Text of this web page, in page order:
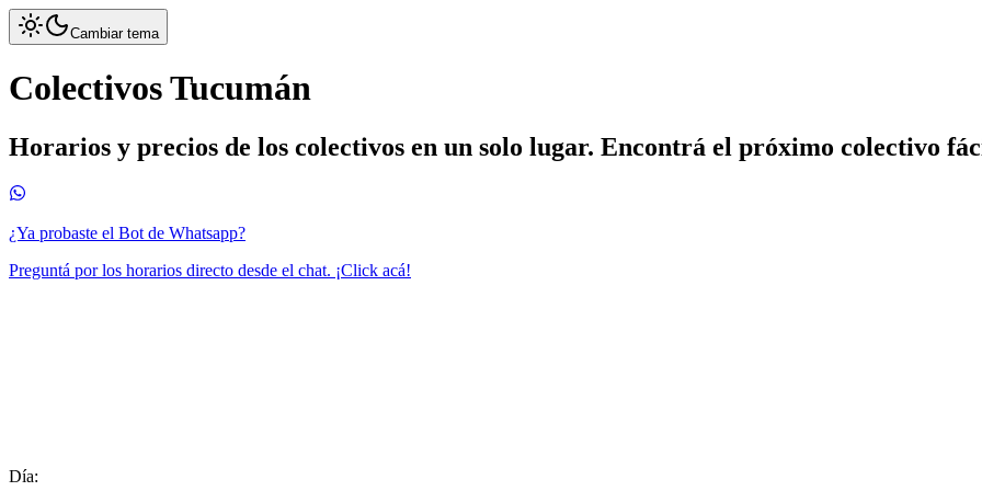
Cambiar tema
Colectivos Tucumán
Horarios y precios de los colectivos en un solo lugar. Encontrá el próximo colectivo
¿Ya probaste el Bot de Whatsapp?
Preguntá por los horarios directo desde el chat. ¡Click acá!
Día: